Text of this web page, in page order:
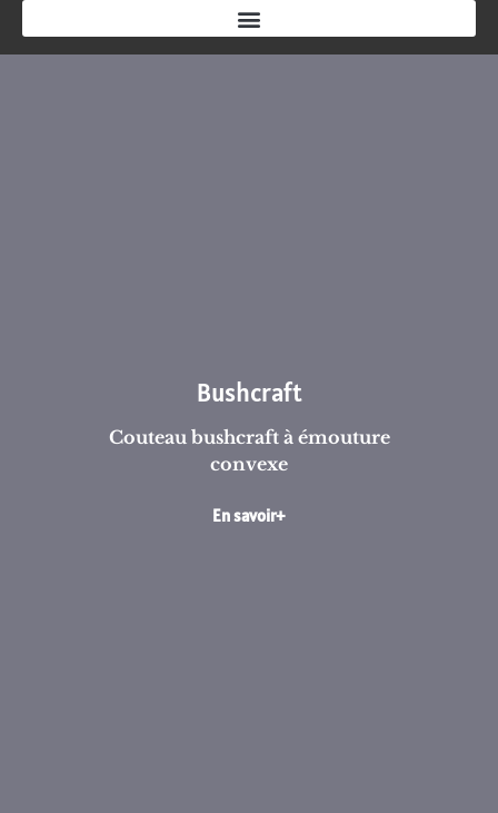
Bushcraft
Couteau bushcraft à émouture
convexe
En savoir+